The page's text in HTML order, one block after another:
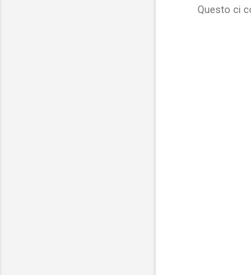
Questo ci